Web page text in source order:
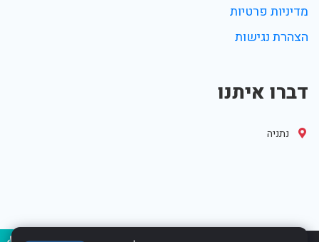
מדיניות פרטיות
הצהרת נגישות
דברו איתנו
נתניה